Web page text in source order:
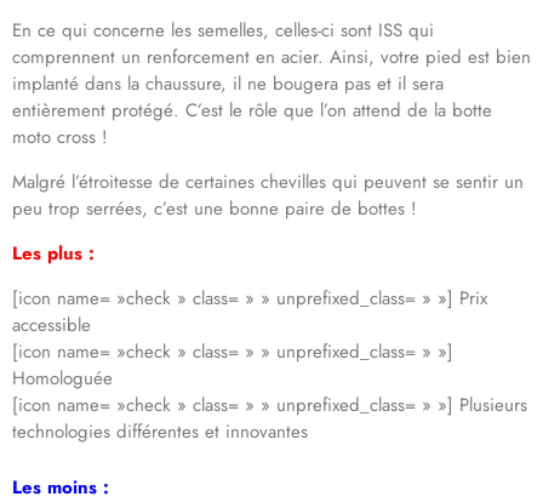
En ce qui concerne les semelles, celles-ci sont ISS qui
comprennent un renforcement en acier. Ainsi, votre pied est bien
implanté dans la chaussure, il ne bougera pas et il sera
entièrement protégé. C’est le rôle que l’on attend de la botte
moto cross !
Malgré l’étroitesse de certaines chevilles qui peuvent se sentir un
peu trop serrées, c’est une bonne paire de bottes !
Les plus :
[icon name= »check » class= » » unprefixed_class= » »] Prix
accessible
[icon name= »check » class= » » unprefixed_class= » »]
Homologuée
[icon name= »check » class= » » unprefixed_class= » »] Plusieurs
technologies différentes et innovantes
Les moins :